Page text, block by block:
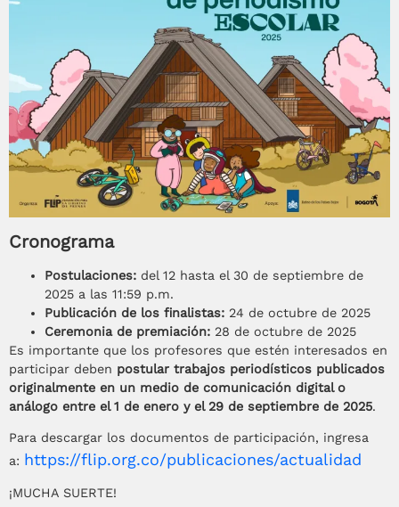
Cronograma
Postulaciones: del 12 hasta el 30 de septiembre de
2025 a las 11:59 p.m.
Publicación de los finalistas: 24 de octubre de 2025
Ceremonia de premiación: 28 de octubre de 2025
Es importante que los profesores que estén interesados en
participar deben postular trabajos periodísticos publicados
originalmente en un medio de comunicación digital o
análogo entre el 1 de enero y el 29 de septiembre de 2025.
Para descargar los documentos de participación, ingresa
a: https://flip.org.co/publicaciones/actualidad
¡MUCHA SUERTE!